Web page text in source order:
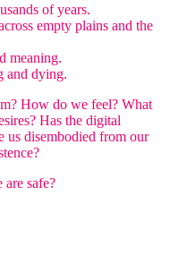
of years.
empty plains and the
meaning.
and dying.
How do we feel? What
Has the digital
us disembodied from our
safe?